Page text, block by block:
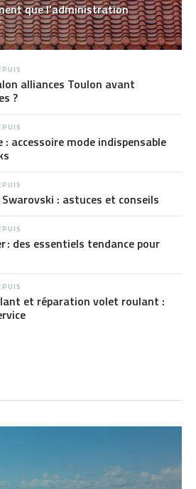
que l’administration
alliances Toulon avant
?
accessoire mode indispensable
: astuces et conseils
: des essentiels tendance pour
et réparation volet roulant :